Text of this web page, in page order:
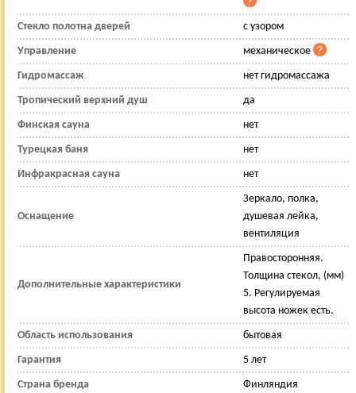
Стекло полотна дверей с узором
Управление механическое
Гидромассаж нет гидромассажа
Тропический верхний душ да
Финская сауна нет
Турецкая баня нет
Инфракрасная сауна нет
Оснащение
Зеркало, полка,
душевая лейка,
вентиляция
Дополнительные характеристики
Правосторонняя.
Толщина стекол, (мм)
5. Регулируемая
высота ножек есть.
Область использования бытовая
Гарантия 5 лет
Страна бренда Финляндия